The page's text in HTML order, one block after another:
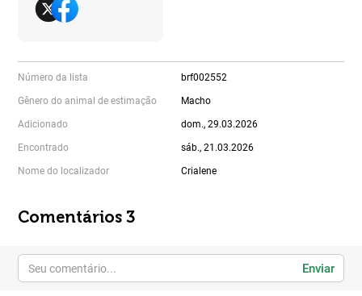
Número da lista brf002552
Gênero do animal de estimação Macho
Adicionado dom., 29.03.2026
Encontrado sáb., 21.03.2026
Nome do localizador Crialene
Comentários 3
Enviar